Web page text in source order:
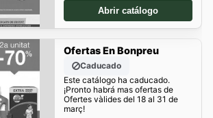
Abrir catálogo
Ofertas En Bonpreu
Caducado
Este catálogo ha caducado.
¡Pronto habrá mas ofertas de
Ofertes vàlides del 18 al 31 de
març!